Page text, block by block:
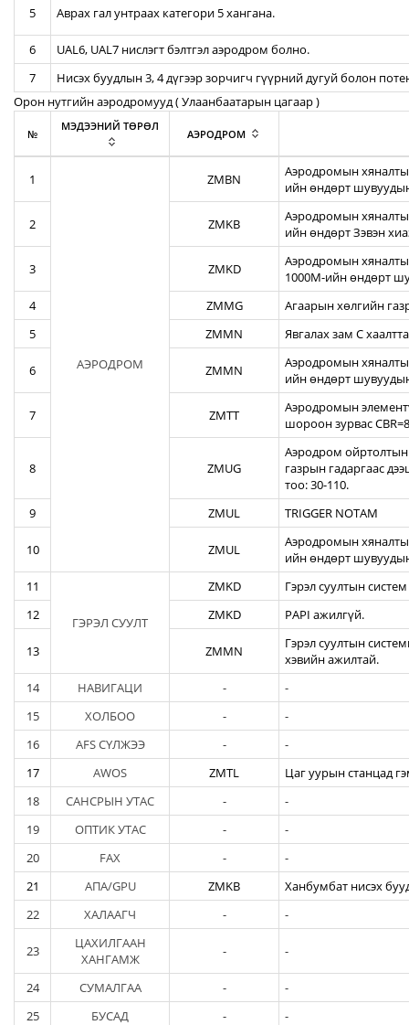
5 Аврах гал унтраах категори 5 хангана.
6
UAL6, UAL7 нислэгт бэлтгэл аэродром болно.
7
Нисэх буудлын 3, 4 дүгээр зорчигч гүүрний дугуй болон
Орон нутгийн аэродромууд ( Улаанбаатарын цагаар )
№
МЭДЭЭНИЙ ТӨРӨЛ
АЭРОДРОМ
1
АЭРОДРОМ
ZMBN
Аэродромын
ийн өндөрт
2 ZMKB
Аэродромын
ийн өндөрт Зэвэн
3 ZMKD
Аэродромын
1000М-ийн өндөрт
4
ZMMG
Агаарын хөлгийн
5
ZMMN Явгалах зам С
6 ZMMN
Аэродромын
ийн өндөрт
7 ZMTT
Аэродромын
шороон зурвас
8 ZMUG
Аэродром ойртолтын
газрын гадаргаас
тоо: 30-110.
9
ZMUL TRIGGER NOTAM
10 ZMUL
Аэродромын
ийн өндөрт
11
ГЭРЭЛ СУУЛТ
ZMKD
Гэрэл суултын
12
ZMKD PAPI ажилгүй.
13 ZMMN
Гэрэл суултын
хэвийн ажилтай.
14
НАВИГАЦИ -
-
15
ХОЛБОО -
-
16
AFS СҮЛЖЭЭ -
-
17
AWOS ZMTL
Цаг уурын станцад
18
САНСРЫН УТАС -
-
19
ОПТИК УТАС -
-
20
FAX -
-
21
АПА/GPU ZMKB
Ханбумбат нисэх
22
ХАЛААГЧ - -
23
ЦАХИЛГААН
ХАНГАМЖ
- -
24 СУМАЛГАА -
-
25
БУСАД -
-